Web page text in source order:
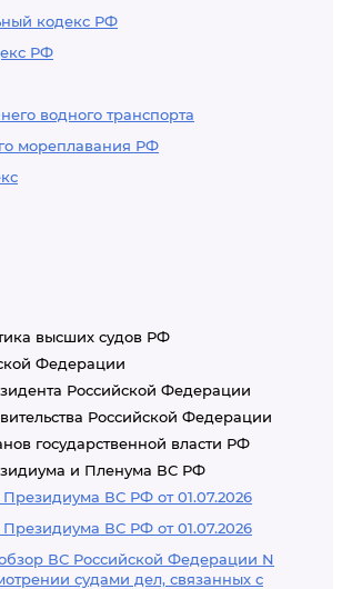
кодекс РФ
РФ
водного транспорта
мореплавания РФ
высших судов РФ
Федерации
Российской Федерации
Российской Федерации
государственной власти РФ
и Пленума ВС РФ
ВС РФ от 01.07.2026
ВС РФ от 01.07.2026
ВС Российской Федерации N
судами дел, связанных с